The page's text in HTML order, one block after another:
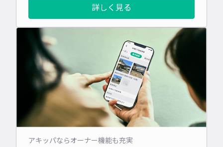
詳しく見る
アキッパならオーナー機能も充実